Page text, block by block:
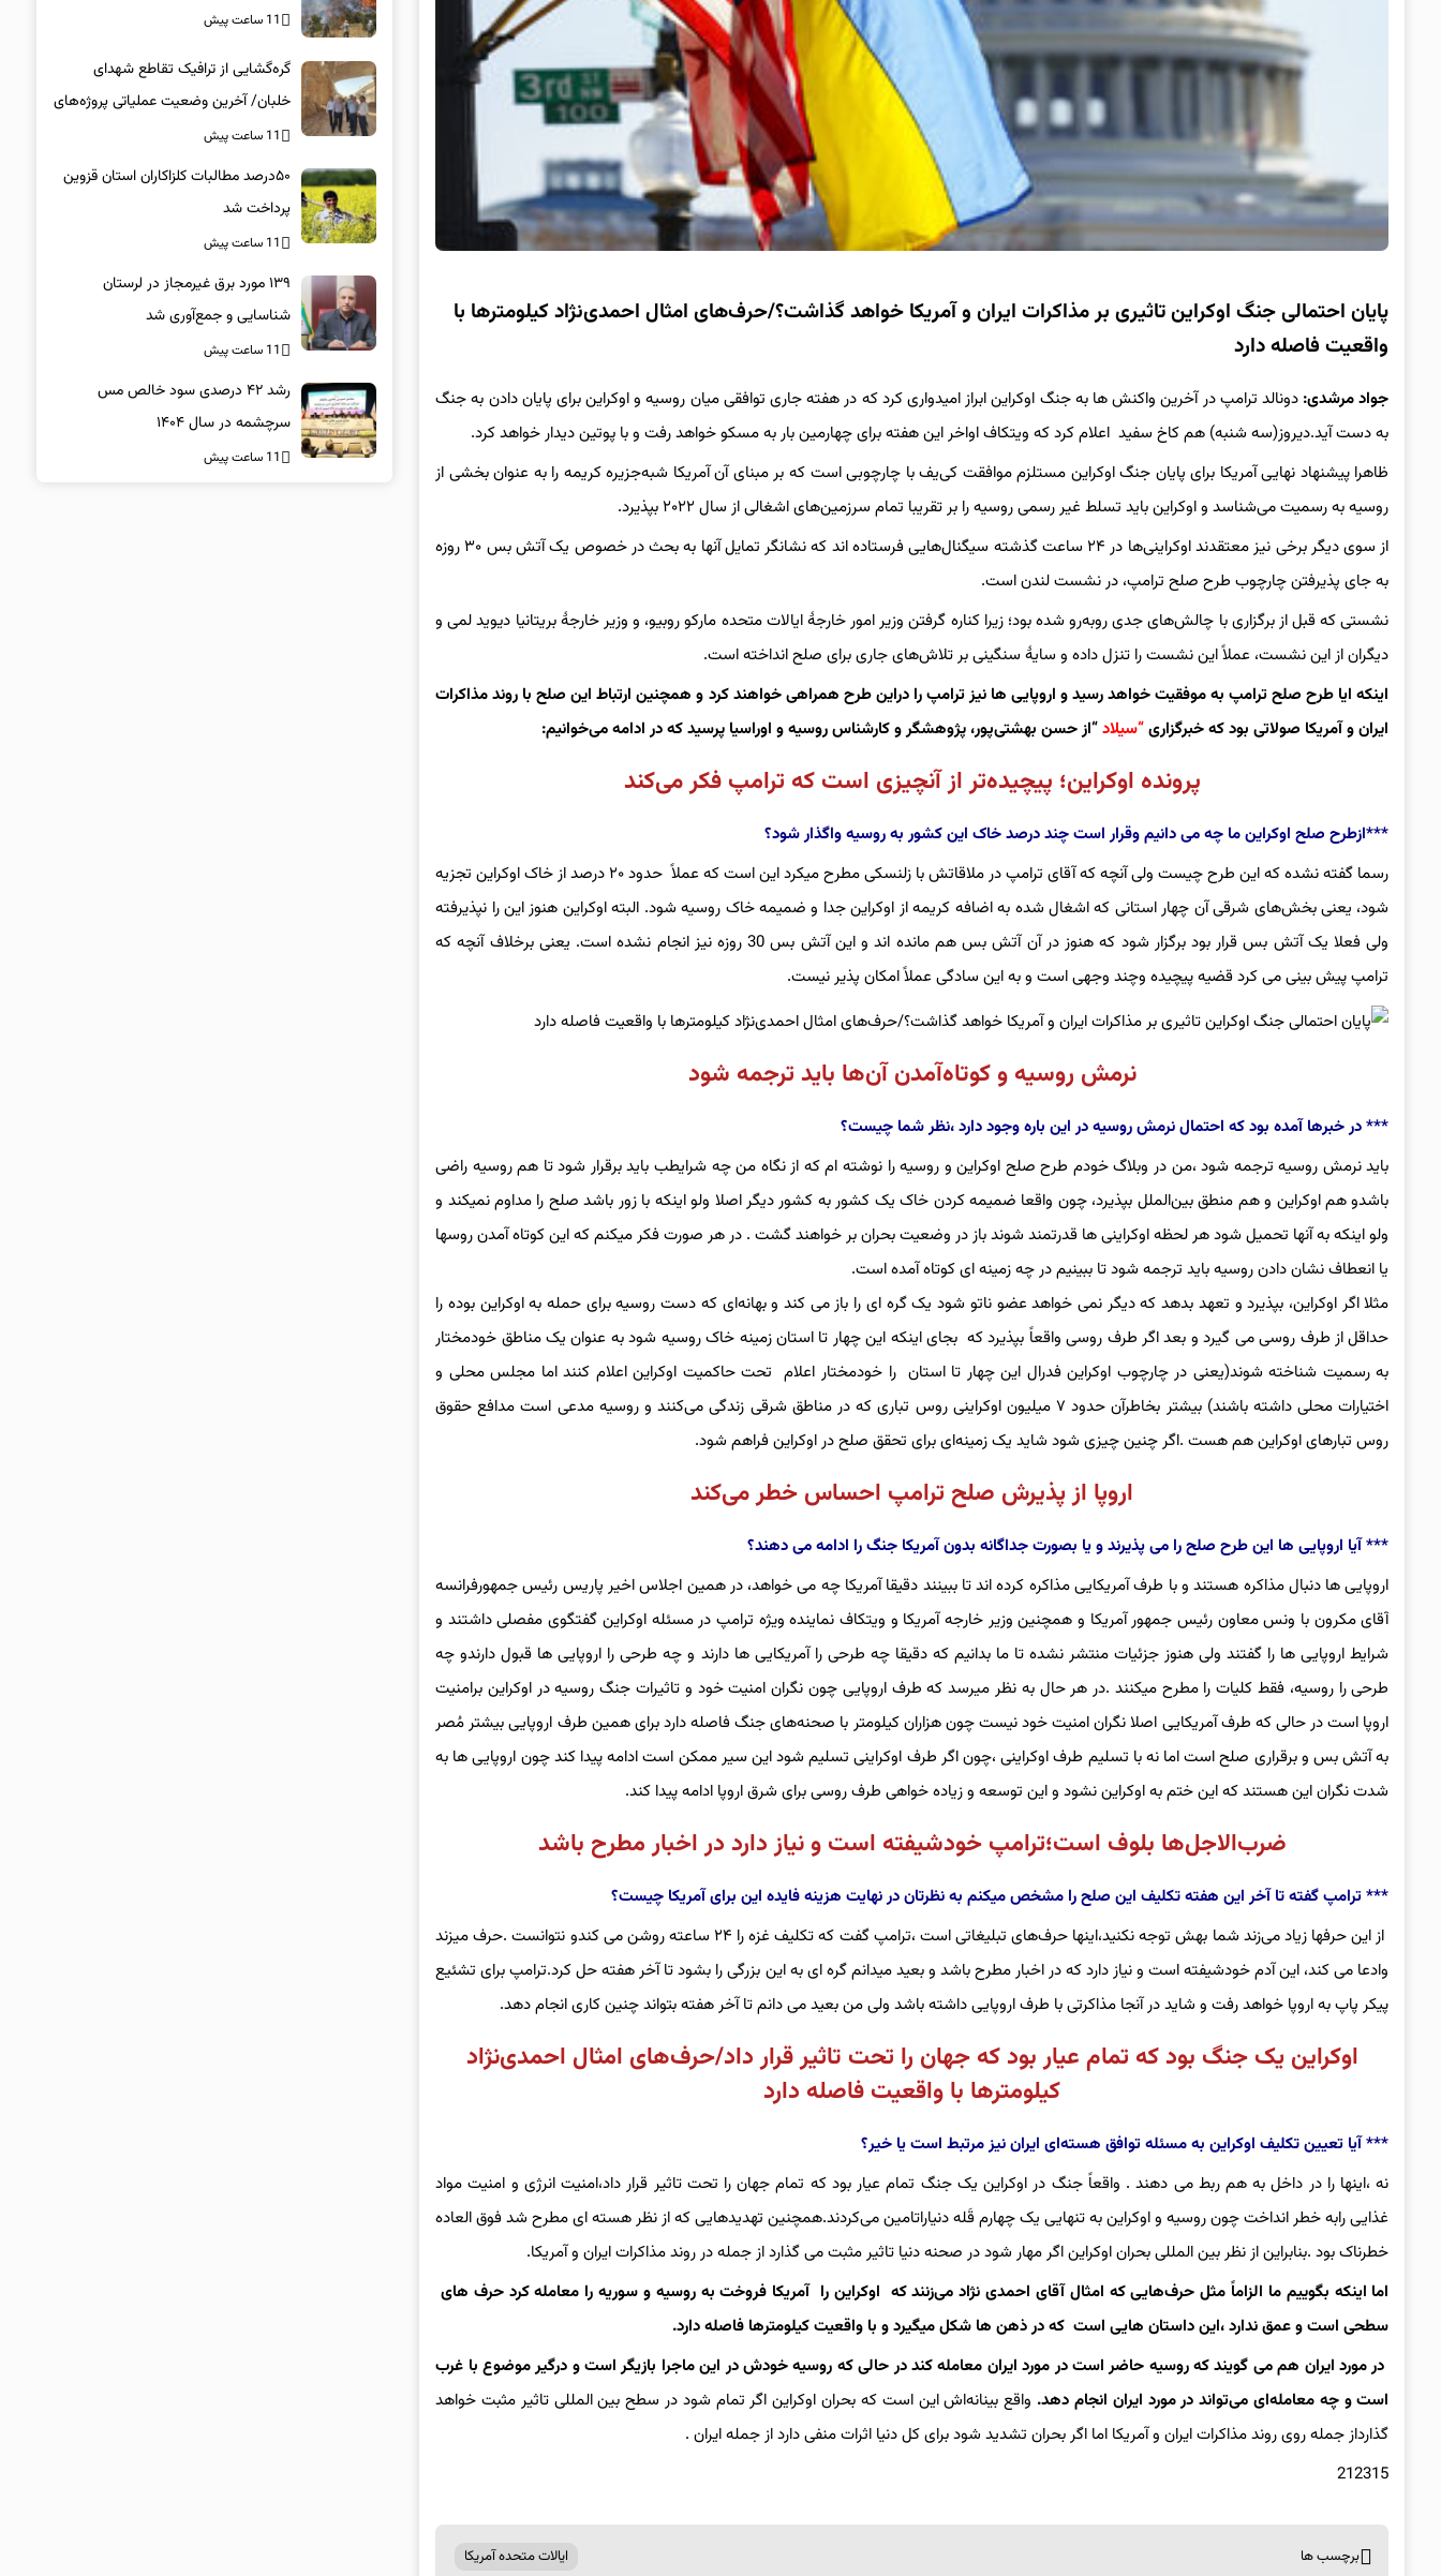
پایان احتمالی جنگ اوکراین تاثیری بر مذاکرات ایران و آمریکا خواهد گذاشت؟/حرف‌های امثال احمدی‌نژاد کیلومترها با
واقعیت فاصله دارد
جواد مرشدی: دونالد ترامپ در آخرین واکنش ها به جنگ اوکراین ابراز امیدواری کرد که در هفته جاری توافقی میان روسیه و اوکراین برای پایان دادن به جنگ
به دست آید.دیروز(سه شنبه) هم کاخ سفید اعلام کرد که ویتکاف اواخر این هفته برای چهارمین بار به مسکو خواهد رفت و با پوتین دیدار خواهد کرد.
ظاهرا پیشنهاد نهایی آمریکا برای پایان جنگ اوکراین مستلزم موافقت کی‌یف با چارچوبی است که بر مبنای آن آمریکا شبه‌جزیره کریمه را به عنوان بخشی از
روسیه به رسمیت می‌شناسد و اوکراین باید تسلط غیر رسمی روسیه را بر تقریبا تمام سرزمین‌های اشغالی از سال ۲۰۲۲ بپذیرد.
از سوی دیگر برخی نیز معتقدند اوکراینی‌ها در ۲۴ ساعت گذشته سیگنال‌هایی فرستاده اند که نشانگر تمایل آنها به بحث در خصوص یک آتش بس ۳۰ روزه
به جای پذیرفتن چارچوب طرح صلح ترامپ، در نشست لندن است.
نشستی که قبل از برگزاری با چالش‌های جدی روبه‌رو شده بود؛ زیرا کناره گرفتن وزیر امور خارجهٔ ایالات متحده مارکو روبیو، و وزیر خارجهٔ بریتانیا دیوید لمی و
دیگران از این نشست، عملاً این نشست را تنزل داده و سایهٔ سنگینی بر تلاش‌های جاری برای صلح انداخته است.
اینکه ایا طرح صلح ترامپ به موفقیت خواهد رسید و اروپایی ها نیز ترامپ را دراین طرح همراهی خواهند کرد و همچنین ارتباط این صلح با روند مذاکرات
ایران و آمریکا صولاتی بود که خبرگزاری“سیلاد“از حسن بهشتی‌پور، پژوهشگر و کارشناس روسیه و اوراسیا پرسید که در ادامه می‌خوانیم:
پرونده اوکراین؛ پیچیده‌تر از آنچیزی است که ترامپ فکر می‌کند
***ازطرح صلح اوکراین ما چه می دانیم وقرار است چند درصد خاک این کشور به روسیه واگذار شود؟
رسما گفته نشده که این طرح چیست ولی آنچه که آقای ترامپ در ملاقاتش با زلنسکی مطرح میکرد این است که عملاً حدود ۲۰ درصد از خاک اوکراین تجزیه
شود، یعنی بخش‌های شرقی آن چهار استانی که اشغال شده به اضافه کریمه از اوکراین جدا و ضمیمه خاک روسیه شود. البته اوکراین هنوز این را نپذیرفته
ولی فعلا یک آتش بس قرار بود برگزار شود که هنوز در آن آتش بس هم مانده اند و این آتش بس 30 روزه نیز انجام نشده است. یعنی برخلاف آنچه که
ترامپ پیش بینی می کرد قضیه پیچیده وچند وجهی است و به این سادگی عملاً امکان پذیر نیست.
نرمش روسیه و کوتاه‌آمدن آن‌ها باید ترجمه شود
*** در خبرها آمده بود که احتمال نرمش روسیه در این باره وجود دارد ،نظر شما چیست؟
باید نرمش روسیه ترجمه شود ،من در وبلاگ خودم طرح صلح اوکراین و روسیه را نوشته ام که از نگاه من چه شرایطب باید برقرار شود تا هم روسیه راضی
باشدو هم اوکراین و هم منطق بین‌الملل بپذیرد، چون واقعا ضمیمه کردن خاک یک کشور به کشور دیگر اصلا ولو اینکه با زور باشد صلح را مداوم نمیکند و
ولو اینکه به آنها تحمیل شود هر لحظه اوکراینی ها قدرتمند شوند باز در وضعیت بحران بر خواهند گشت . در هر صورت فکر میکنم که این کوتاه آمدن روسها
یا انعطاف نشان دادن روسیه باید ترجمه شود تا ببینیم در چه زمینه ای کوتاه آمده است.
مثلا اگر اوکراین، بپذیرد و تعهد بدهد که دیگر نمی خواهد عضو ناتو شود یک گره ای را باز می کند و بهانه‌ای که دست روسیه برای حمله به اوکراین بوده را
حداقل از طرف روسی می گیرد و بعد اگر طرف روسی واقعاً بپذیرد که بجای اینکه این چهار تا استان زمینه خاک روسیه شود به عنوان یک مناطق خودمختار
به رسمیت شناخته شوند(یعنی در چارچوب اوکراین فدرال این چهار تا استان را خودمختار اعلام تحت حاکمیت اوکراین اعلام کنند اما مجلس محلی و
اختیارات محلی داشته باشند) بیشتر بخاطرآن حدود ۷ میلیون اوکراینی روس تباری که در مناطق شرقی زندگی می‌کنند و روسیه مدعی است مدافع حقوق
روس تبارهای اوکراین هم هست .اگر چنین چیزی شود شاید یک زمینه‌ای برای تحقق صلح در اوکراین فراهم شود.
اروپا از پذیرش صلح ترامپ احساس خطر می‌کند
*** آیا اروپایی ها این طرح صلح را می پذیرند و یا بصورت جداگانه بدون آمریکا جنگ را ادامه می دهند؟
اروپایی ها دنبال مذاکره هستند و با طرف آمریکایی مذاکره کرده اند تا ببینند دقیقا آمریکا چه می خواهد، در همین اجلاس اخیر پاریس رئیس جمهورفرانسه
آقای مکرون با ونس معاون رئیس جمهور آمریکا و همچنین وزیر خارجه آمریکا و ویتکاف نماینده ویژه ترامپ در مسئله اوکراین گفتگوی مفصلی داشتند و
شرایط اروپایی ها را گفتند ولی هنوز جزئیات منتشر نشده تا ما بدانیم که دقیقا چه طرحی را آمریکایی ها دارند و چه طرحی را اروپایی ها قبول دارندو چه
طرحی را روسیه، فقط کلیات را مطرح میکنند .در هر حال به نظر میرسد که طرف اروپایی چون نگران امنیت خود و تاثیرات جنگ روسیه در اوکراین برامنیت
اروپا است در حالی که طرف آمریکایی اصلا نگران امنیت خود نیست چون هزاران کیلومتر با صحنه‌های جنگ فاصله دارد برای همین طرف اروپایی بیشتر مُصر
به آتش بس و برقراری صلح است اما نه با تسلیم طرف اوکراینی ،چون اگر طرف اوکراینی تسلیم شود این سیر ممکن است ادامه پیدا کند چون اروپایی ها به
شدت نگران این هستند که این ختم به اوکراین نشود و این توسعه و زیاده خواهی طرف روسی برای شرق اروپا ادامه پیدا کند.
‌ضرب‌الاجل‌ها بلوف است؛ترامپ خودشیفته است و نیاز دارد در اخبار مطرح باشد
*** ترامپ گفته تا آخر این هفته تکلیف این صلح را مشخص میکنم به نظرتان در نهایت هزینه فایده این برای آمریکا چیست؟
از این حرفها زیاد می‌زند شما بهش توجه نکنید،اینها حرف‌های تبلیغاتی است ،ترامپ گفت که تکلیف غزه را ۲۴ ساعته روشن می کندو نتوانست .حرف میزند
وادعا می کند، این آدم خودشیفته است و نیاز دارد که در اخبار مطرح باشد و بعید میدانم گره ای به این بزرگی را بشود تا آخر هفته حل کرد.ترامپ برای تشئیع
پیکر پاپ به اروپا خواهد رفت و شاید در آنجا مذاکرتی با طرف اروپایی داشته باشد ولی من بعید می دانم تا آخر هفته بتواند چنین کاری انجام دهد.
اوکراین یک جنگ بود که تمام عیار بود که جهان را تحت تاثیر قرار داد/حرف‌های امثال احمدی‌نژاد
کیلومترها با واقعیت فاصله دارد
*** آیا تعیین تکلیف اوکراین به مسئله توافق هسته‌ای ایران نیز مرتبط است یا خیر؟
نه ،اینها را در داخل به هم ربط می دهند . واقعاً جنگ در اوکراین یک جنگ تمام عیار بود که تمام جهان را تحت تاثیر قرار داد،امنیت انرژی و امنیت مواد
غذایی رابه خطر انداخت چون روسیه و اوکراین به تنهایی یک چهارم قَله دنیاراتامین می‌کردند.همچنین تهدیدهایی که از نظر هسته ای مطرح شد فوق العاده
خطرناک بود .بنابراین از نظر بین المللی بحران اوکراین اگر مهار شود در صحنه دنیا تاثیر مثبت می‌ گذارد از جمله در روند مذاکرات ایران و آمریکا.
اما اینکه بگوییم ما الزاماً مثل حرف‌هایی که امثال آقای احمدی نژاد می‌زنند که اوکراین را آمریکا فروخت به روسیه و سوریه را معامله کرد حرف های
سطحی است و عمق ندارد ،این داستان هایی است که در ذهن ها شکل میگیرد و با واقعیت کیلومترها فاصله دارد.
در مورد ایران هم می گویند که روسیه حاضر است در مورد ایران معامله کند در حالی که روسیه خودش در این ماجرا بازیگر است و درگیر موضوع با غرب
است و چه معامله‌ای می‌تواند در مورد ایران انجام دهد. واقع بینانه‌اش این است که بحران اوکراین اگر تمام شود در سطح بین المللی تاثیر مثبت خواهد
گذارداز جمله روی روند مذاکرات ایران و آمریکا اما اگر بحران تشدید شود برای کل دنیا اثرات منفی دارد از جمله ایران .
212315
برچسب ها ایالات متحده آمریکا
11 ساعت پیش
گره‌گشایی از ترافیک تقاطع شهدای
خلبان/ آخرین وضعیت عملیاتی پروژه‌های
زیرساختی در کرمان
11 ساعت پیش
۵۰درصد مطالبات کلزاکاران استان قزوین
پرداخت شد
11 ساعت پیش
۱۳۹ مورد برق غیرمجاز در لرستان
شناسایی و جمع‌آوری شد
11 ساعت پیش
رشد ۴۲ درصدی سود خالص مس
سرچشمه در سال ۱۴۰۴
11 ساعت پیش